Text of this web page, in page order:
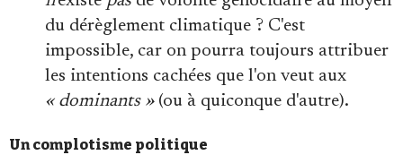
du dérèglement climatique ? C'est
impossible, car on pourra toujours attribuer
les intentions cachées que l'on veut aux
« dominants »(ou à quiconque d'autre).
Un complotisme politique